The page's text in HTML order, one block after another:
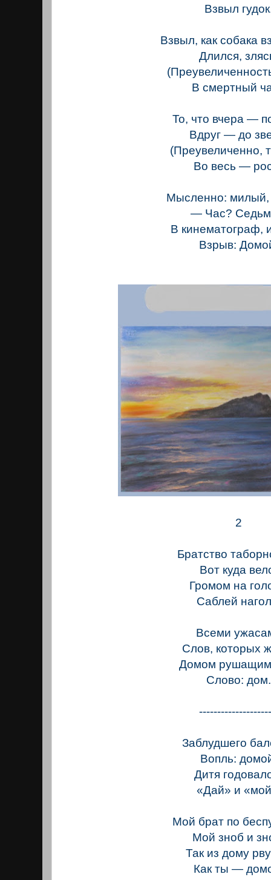
Взвыл
Взвыл, как собака
Длился,
В смертный
То, что вчера —
Вдруг — до
(Преувеличенно,
Во весь —
Мысленно:
— Час?
В кинематограф,
Взрыв:
2
Братство
Вот куда
Громом на
Саблей
Всеми
Слов, которых
Домом
Слово: дом.
Заблудшего
Вопль:
Дитя
«Дай» и
Мой брат по
Мой зноб и
Так из дому
Как ты —